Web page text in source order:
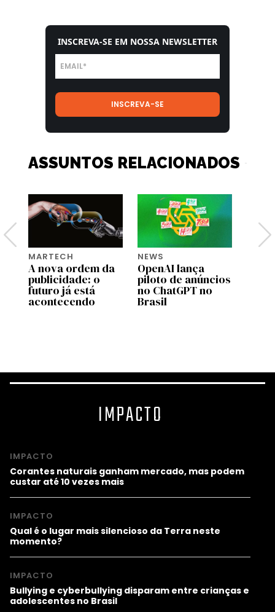
INSCREVA-SE EM NOSSA NEWSLETTER
ASSUNTOS RELACIONADOS
MARTECH
A nova ordem da
publicidade: o
futuro já está
acontecendo
NEWS
OpenAI lança
piloto de anúncios
no ChatGPT no
Brasil
IMPACTO
IMPACTO
Corantes naturais ganham mercado, mas podem
custar até 10 vezes mais
IMPACTO
Qual é o lugar mais silencioso da Terra neste
momento?
IMPACTO
Bullying e cyberbullying disparam entre crianças e
adolescentes no Brasil